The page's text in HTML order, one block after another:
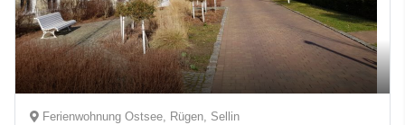
Ferienwohnung Ostsee, Rügen, Sellin